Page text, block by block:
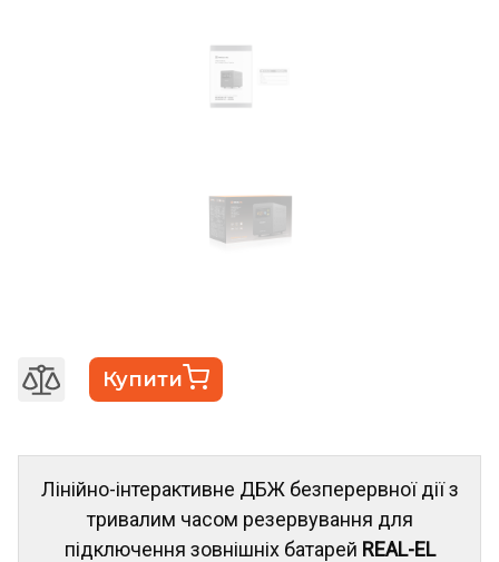
Купити
Лінійно-інтерактивне ДБЖ безперервної дії з
тривалим часом резервування для
підключення зовнішніх батарей REAL-EL